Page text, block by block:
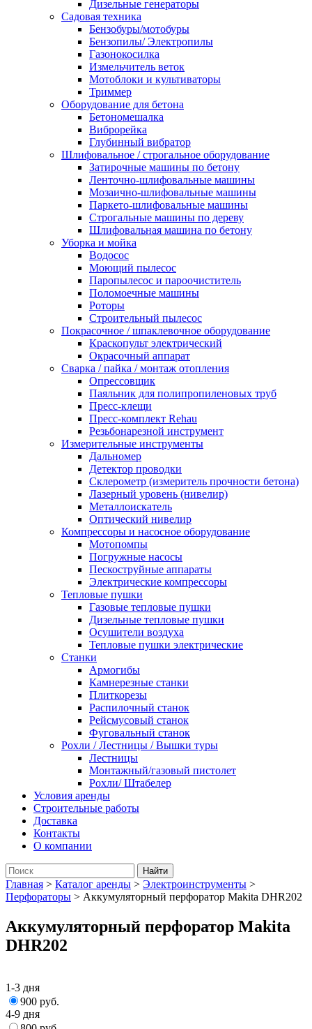
Дизельные генераторы
Садовая техника
Бензобуры/мотобуры
Бензопилы/ Электропилы
Газонокосилка
Измельчитель веток
Мотоблоки и культиваторы
Триммер
Оборудование для бетона
Бетономешалка
Виброрейка
Глубинный вибратор
Шлифовальное / строгальное оборудование
Затирочные машины по бетону
Ленточно-шлифовальные машины
Мозаично-шлифовальные машины
Паркето-шлифовальные машины
Строгальные машины по дереву
Шлифовальная машина по бетону
Уборка и мойка
Водосос
Моющий пылесос
Паропылесос и пароочиститель
Поломоечные машины
Роторы
Строительный пылесос
Покрасочное / шпаклевочное оборудование
Краскопульт электрический
Окрасочный аппарат
Сварка / пайка / монтаж отопления
Опрессовщик
Паяльник для полипропиленовых труб
Пресс-клещи
Пресс-комплект Rehau
Резьбонарезной инструмент
Измерительные инструменты
Дальномер
Детектор проводки
Склерометр (измеритель прочности бетона)
Лазерный уровень (нивелир)
Металлоискатель
Оптический нивелир
Компрессоры и насосное оборудование
Мотопомпы
Погружные насосы
Пескоструйные аппараты
Электрические компрессоры
Тепловые пушки
Газовые тепловые пушки
Дизельные тепловые пушки
Осушители воздуха
Тепловые пушки электрические
Станки
Армогибы
Камнерезные станки
Плиткорезы
Распилочный станок
Рейсмусовый станок
Фуговальный станок
Рохли / Лестницы / Вышки туры
Лестницы
Монтажный/газовый пистолет
Рохли/ Штабелер
Условия аренды
Строительные работы
Доставка
Контакты
О компании
Главная > Каталог аренды > Электроинструменты >
Перфораторы > Аккумуляторный перфоратор Makita DHR202
Аккумуляторный перфоратор Makita
DHR202
1-3 дня
900 руб.
4-9 дня